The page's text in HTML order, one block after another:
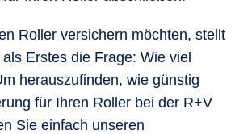
Roller versichern möchten, stellt
Erstes die Frage: Wie viel
herauszufinden, wie günstig
für Ihren Roller bei der R+V
Sie einfach unseren